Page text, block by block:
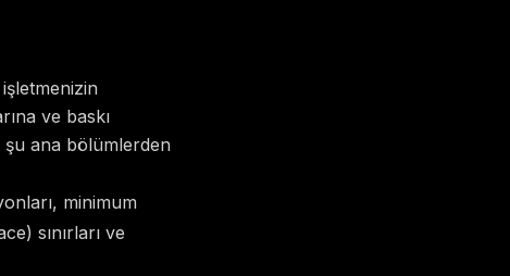
ve baskı
ana bölümlerden
minimum
sınırları ve